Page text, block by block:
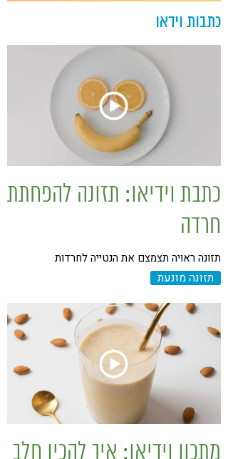
כתבות וידאו
כתבת וידיאו: תזונה להפחתת
חרדה
תזונה ראויה תצמצם את הנטייה לחרדות
תזונה מונעת
מתכון וידיאו: איך להכין חלב